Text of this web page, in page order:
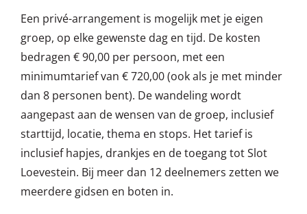
Een privé-arrangement is mogelijk met je eigen
groep, op elke gewenste dag en tijd. De kosten
bedragen € 90,00 per persoon, met een
minimumtarief van € 720,00 (ook als je met minder
dan 8 personen bent). De wandeling wordt
aangepast aan de wensen van de groep, inclusief
starttijd, locatie, thema en stops. Het tarief is
inclusief hapjes, drankjes en de toegang tot Slot
Loevestein. Bij meer dan 12 deelnemers zetten we
meerdere gidsen en boten in.